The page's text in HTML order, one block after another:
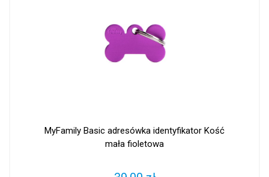
MyFamily Basic adresówka identyfikator Kość
mała fioletowa